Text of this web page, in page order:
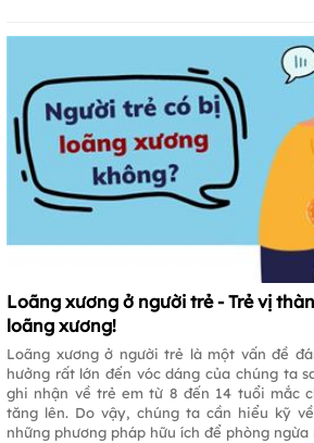
Loãng xương ở người trẻ - Trẻ vị
loãng xương!
Loãng xương ở người trẻ là một vấn đề
hưởng rất lớn đến vóc dáng của chúng ta
ghi nhận về trẻ em từ 8 đến 14 tuổi mắc
tăng lên. Do vậy, chúng ta cần hiểu kỹ
những phương pháp hữu ích để phòng ngừa